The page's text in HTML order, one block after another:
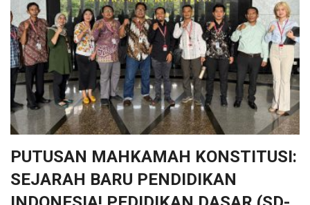
PUTUSAN MAHKAMAH KONSTITUSI:
SEJARAH BARU PENDIDIKAN